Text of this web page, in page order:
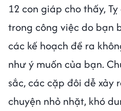
12 con giáp cho thấy,
trong công việc do bạn
các kế hoạch đề ra
như ý muốn của bạn.
sắc, các cặp đôi dễ xảy
chuyện nhỏ nhặt, khó